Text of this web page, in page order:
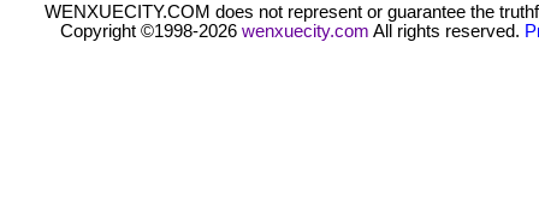
WENXUECITY.COM does not represent or guarantee the
Copyright ©1998-2026wenxuecity.com All rights reserved.